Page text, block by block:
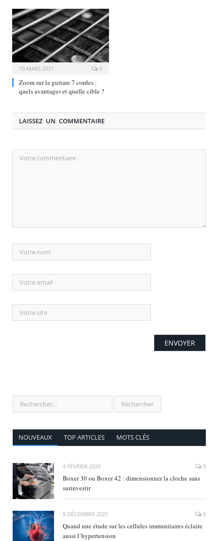
10 MARS 2021 0
Zoom sur la guitare 7 cordes :
quels avantages et quelle cible ?
LAISSEZ UN COMMENTAIRE
NOUVEAUX TOP ARTICLES MOTS CLÉS
4 FÉVRIER 2026 0
Boxer 30 ou Boxer 42 : dimensionner la cloche sans
surinvestir
8 DÉCEMBRE 2025 0
Quand une étude sur les cellules immunitaires éclaire
aussi l’hypertension